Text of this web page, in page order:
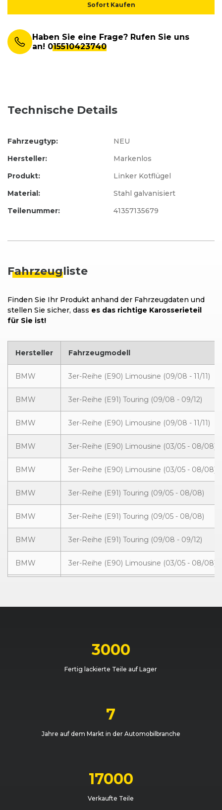
Sofort Kaufen
Haben Sie eine Frage? Rufen Sie uns
an! 015510423740
Technische Details
Hersteller:
Markenlos
Produkt:
Linker Kotflügel
Fahrzeugtyp: NEU
Material:
Stahl galvanisiert
Teilenummer:
41357135679
Fahrzeugliste
Finden Sie Ihr Produkt anhand der Fahrzeugdaten und
stellen Sie sicher, dass es das richtige Karosserieteil
für Sie ist!
Hersteller Fahrzeugmodell
BMW 3er-Reihe (E90) Limousine (09/08 - 11/11)
BMW 3er-Reihe (E91) Touring (09/08 - 09/12)
BMW 3er-Reihe (E90) Limousine (09/08 - 11/11)
BMW 3er-Reihe (E90) Limousine (03/05 - 08/08)
BMW 3er-Reihe (E90) Limousine (03/05 - 08/08)
BMW 3er-Reihe (E91) Touring (09/05 - 08/08)
BMW 3er-Reihe (E91) Touring (09/05 - 08/08)
BMW 3er-Reihe (E91) Touring (09/08 - 09/12)
BMW 3er-Reihe (E90) Limousine (03/05 - 08/08)
BMW 3er-Reihe (E90) Limousine (09/08 - 11/11)
3er-Reihe (E91) Touring (09/05 - 08/08)
3er-Reihe (E90) Limousine (03/05 - 08/08)
3er-Reihe (E91) Touring (09/05 - 08/08)
3000
Fertig lackierte Teile auf Lager
7
Jahre auf dem Markt in der Automobilbranche
17000
Verkaufte Teile